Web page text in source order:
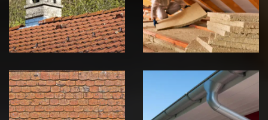
zingueur 39
Jura
toiture 39
Jura
démoussage de
toiture 39
Jura
pose de
gouttière 39
Jura